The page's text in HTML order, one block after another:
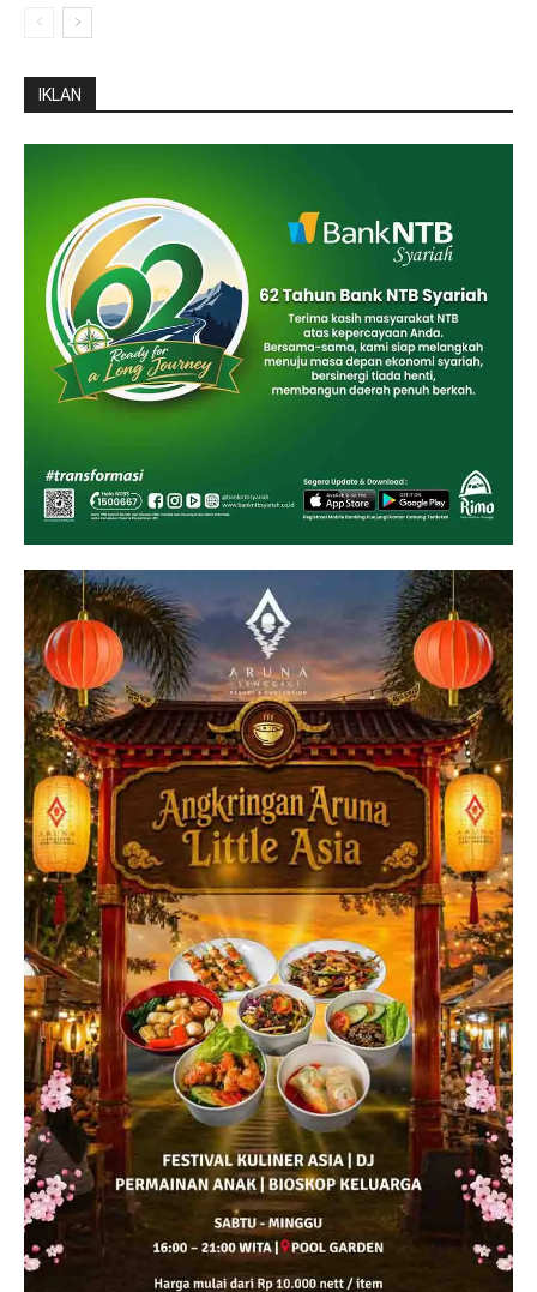
IKLAN